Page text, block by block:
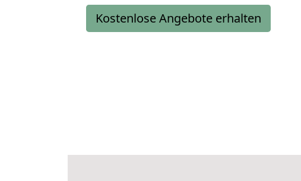
Kostenlose Angebote erhalten